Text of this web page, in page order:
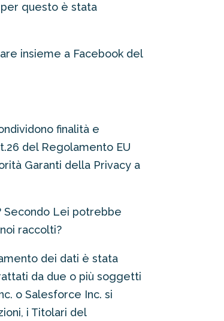
questo è stata
insieme a Facebook del
finalità e
del Regolamento EU
Garanti della Privacy a
Secondo Lei potrebbe
raccolti?
dei dati è stata
da due o più soggetti
o Salesforce Inc. si
i Titolari del